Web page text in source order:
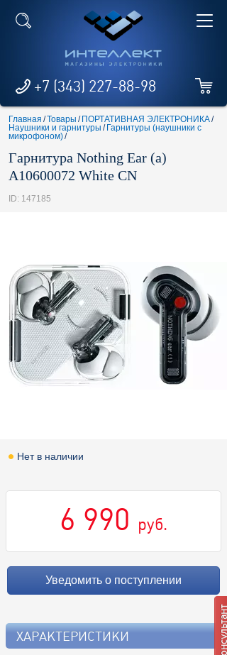
+7 (343) 227-88-98
Главная /Товары / ПОРТАТИВНАЯ ЭЛЕКТРОНИКА/
Наушники и гарнитуры / Гарнитуры (наушники с
микрофоном)/
Гарнитура Nothing Ear (a)
A10600072 White CN
ID: 147185
Нет в наличии
6 990 руб.
Уведомить о поступлении
ХАРАКТЕРИСТИКИ